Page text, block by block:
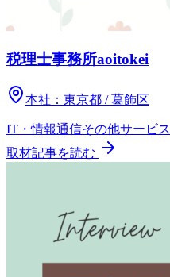
税理士事務所aoitokei
本社： 東京都 / 葛飾区
IT・情報通信その他サービス
取材記事を読む